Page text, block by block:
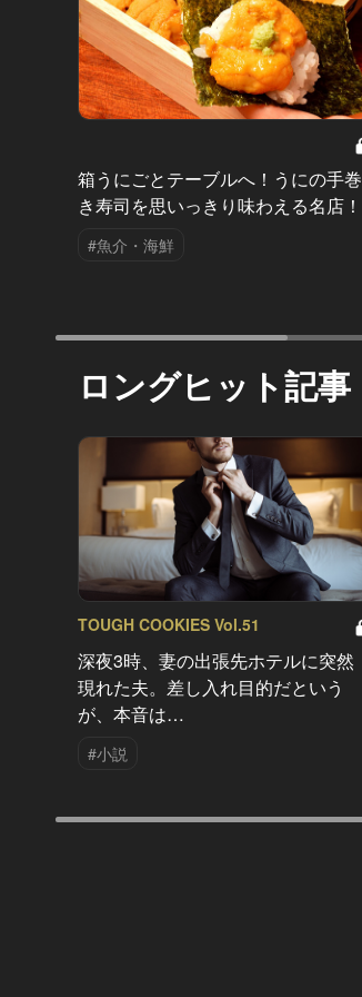
箱うにごとテーブルへ！うにの手巻
き寿司を思いっきり味わえる名店！
#魚介・海鮮
ロングヒット記事
TOUGH COOKIES Vol.51
深夜3時、妻の出張先ホテルに突然
現れた夫。差し入れ目的だという
が、本音は…
#小説